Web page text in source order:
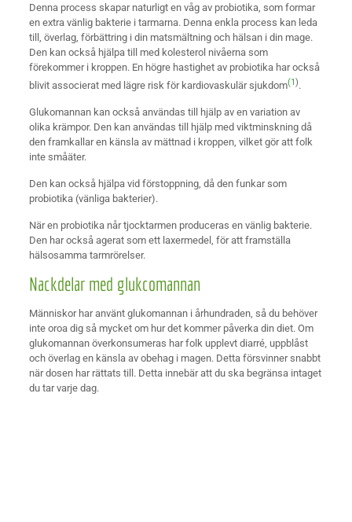
Denna process skapar naturligt en våg av probiotika, som formar
en extra vänlig bakterie i tarmarna. Denna enkla process kan leda
till, överlag, förbättring i din matsmältning och hälsan i din mage.
Den kan också hjälpa till med kolesterol nivåerna som
förekommer i kroppen. En högre hastighet av probiotika har också
blivit associerat med lägre risk för kardiovaskulär sjukdom(1).
Glukomannan kan också användas till hjälp av en variation av
olika krämpor. Den kan användas till hjälp med viktminskning då
den framkallar en känsla av mättnad i kroppen, vilket gör att folk
inte småäter.
Den kan också hjälpa vid förstoppning, då den funkar som
probiotika (vänliga bakterier).
När en probiotika når tjocktarmen produceras en vänlig bakterie.
Den har också agerat som ett laxermedel, för att framställa
hälsosamma tarmrörelser.
Nackdelar med glukcomannan
Människor har använt glukomannan i århundraden, så du behöver
inte oroa dig så mycket om hur det kommer påverka din diet. Om
glukomannan överkonsumeras har folk upplevt diarré, uppblåst
och överlag en känsla av obehag i magen. Detta försvinner snabbt
när dosen har rättats till. Detta innebär att du ska begränsa intaget
du tar varje dag.